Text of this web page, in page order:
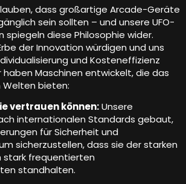
dass großartige Arcade-Geräte
sein sollten – und unsere UFO-
diese Philosophie wider.
der Innovation würdigen und uns
und Kosteneffizienz
haben Maschinen entwickelt, die das
bieten:
vertrauen können:Unsere
internationalen Standards gebaut,
für Sicherheit und
sicherzustellen, dass sie der starken
stark frequentierten
standhalten.